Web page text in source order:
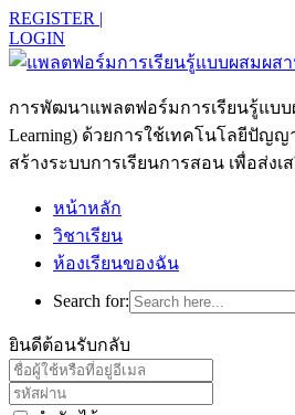
REGISTER |
LOGIN
การพัฒนาแพลตฟอร์มการเรียนรู้แบบ
Learning) ด้วยการใช้เทคโนโลยีปัญ
สร้างระบบการเรียนการสอน เพื่อส่งเ
หน้าหลัก
วิชาเรียน
ห้องเรียนของฉัน
Search for:
ยินดีต้อนรับกลับ